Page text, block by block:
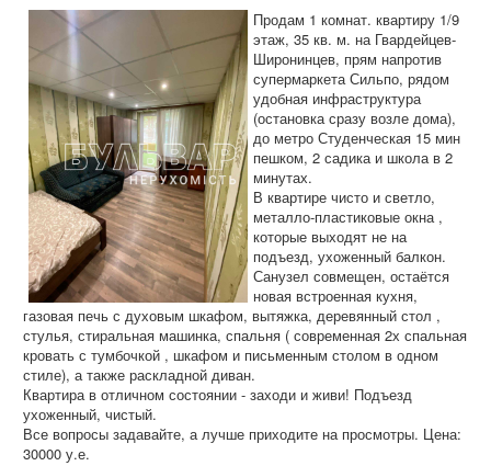
Коммерческая
Аренда
Информация
Дополнительные услуги
Вакансии
Продам 1 комнат. квартиру 1/9
этаж, 35 кв. м. на Гвардейцев-
Широнинцев, прям напротив
супермаркета Сильпо, рядом
удобная инфраструктура
(остановка сразу возле дома),
до метро Студенческая 15 мин
пешком, 2 садика и школа в 2
минутах.
В квартире чисто и светло,
металло-пластиковые окна ,
которые выходят не на
подъезд, ухоженный балкон.
Санузел совмещен, остаётся
новая встроенная кухня,
газовая печь с духовым шкафом, вытяжка, деревянный стол ,
стулья, стиральная машинка, спальня ( современная 2х спальная
кровать с тумбочкой , шкафом и письменным столом в одном
стиле), а также раскладной диван.
Квартира в отличном состоянии - заходи и живи! Подъезд
ухоженный, чистый.
Все вопросы задавайте, а лучше приходите на просмотры. Цена:
30000 у.е.